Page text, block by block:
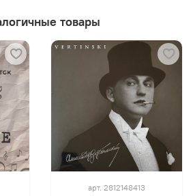
товары
арт. 2812148413